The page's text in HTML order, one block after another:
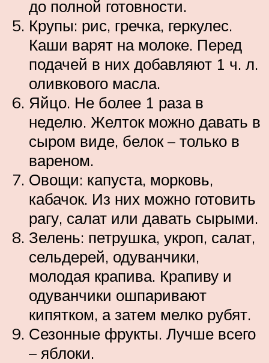
до полной готовности.
Крупы: рис, гречка, геркулес.
Каши варят на молоке. Перед
подачей в них добавляют 1 ч. л.
оливкового масла.
Яйцо. Не более 1 раза в
неделю. Желток можно давать в
сыром виде, белок – только в
вареном.
Овощи: капуста, морковь,
кабачок. Из них можно готовить
рагу, салат или давать сырыми.
Зелень: петрушка, укроп, салат,
сельдерей, одуванчики,
молодая крапива. Крапиву и
одуванчики ошпаривают
кипятком, а затем мелко рубят.
Сезонные фрукты. Лучше всего
– яблоки.